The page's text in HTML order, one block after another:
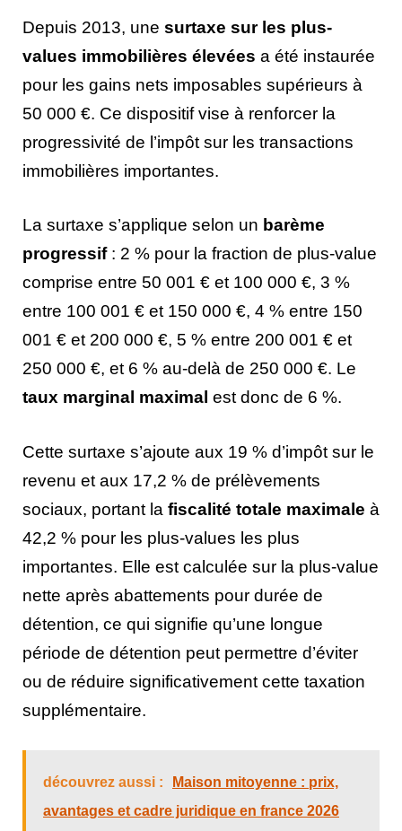
Depuis 2013, une surtaxe sur les plus-
values immobilières élevées a été instaurée
pour les gains nets imposables supérieurs à
50 000 €. Ce dispositif vise à renforcer la
progressivité de l’impôt sur les transactions
immobilières importantes.
La surtaxe s’applique selon un barème
progressif: 2 % pour la fraction de plus-value
comprise entre 50 001 € et 100 000 €, 3 %
entre 100 001 € et 150 000 €, 4 % entre 150
001 € et 200 000 €, 5 % entre 200 001 € et
250 000 €, et 6 % au-delà de 250 000 €. Le
taux marginal maximal est donc de 6 %.
Cette surtaxe s’ajoute aux 19 % d’impôt sur le
revenu et aux 17,2 % de prélèvements
sociaux, portant la fiscalité totale maximale à
42,2 % pour les plus-values les plus
importantes. Elle est calculée sur la plus-value
nette après abattements pour durée de
détention, ce qui signifie qu’une longue
période de détention peut permettre d’éviter
ou de réduire significativement cette taxation
supplémentaire.
découvrez aussi :
Maison mitoyenne : prix,
avantages et cadre juridique en france 2026